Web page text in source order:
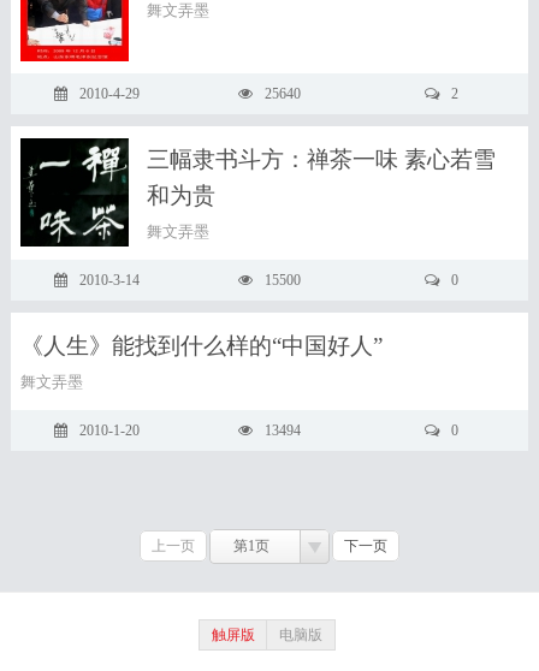
舞文弄墨
2010-4-29 25640 2
三幅隶书斗方：禅茶一味 素心若雪
和为贵
舞文弄墨
2010-3-14 15500 0
《人生》能找到什么样的“中国好人”
舞文弄墨
2010-1-20 13494 0
上一页 第1页 下一页
触屏版 电脑版